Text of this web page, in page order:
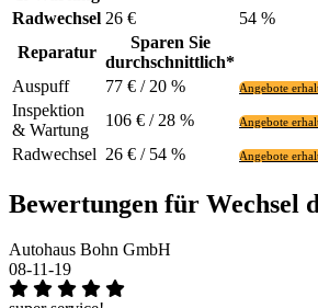
Radwechsel 26 € 54 %
Reparatur
Sparen Sie
durchschnittlich*
Auspuff
77 € / 20 % Angebote
Inspektion
& Wartung
106 € / 28 % Angebote
Radwechsel 26 € / 54 % Angebote
Bewertungen für Wechsel
Autohaus Bohn GmbH
08-11-19